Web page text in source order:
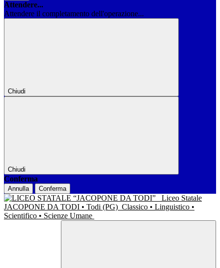
Attendere...
Attendere il completamento dell'operazione...
Chiudi
Chiudi
Conferma
Annulla Conferma
Liceo Statale
JACOPONE DA TODI • Todi (PG) Classico • Linguistico •
Scientifico • Scienze Umane